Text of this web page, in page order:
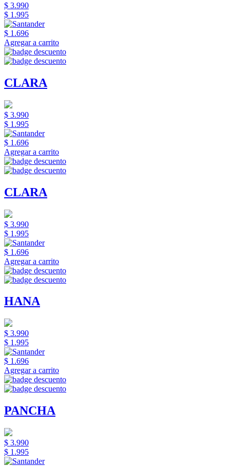
$ 3.990
$ 1.995
$ 1.696
Agregar a carrito
CLARA
$ 3.990
$ 1.995
$ 1.696
Agregar a carrito
CLARA
$ 3.990
$ 1.995
$ 1.696
Agregar a carrito
HANA
$ 3.990
$ 1.995
$ 1.696
Agregar a carrito
PANCHA
$ 3.990
$ 1.995